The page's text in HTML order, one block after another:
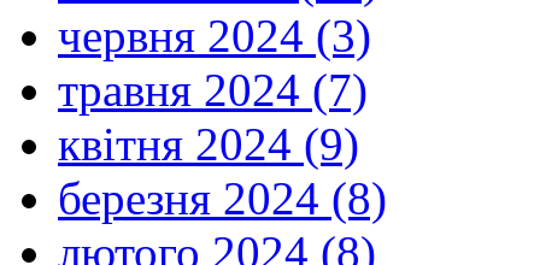
червня 2024 (3)
травня 2024 (7)
квітня 2024 (9)
березня 2024 (8)
лютого 2024 (8)